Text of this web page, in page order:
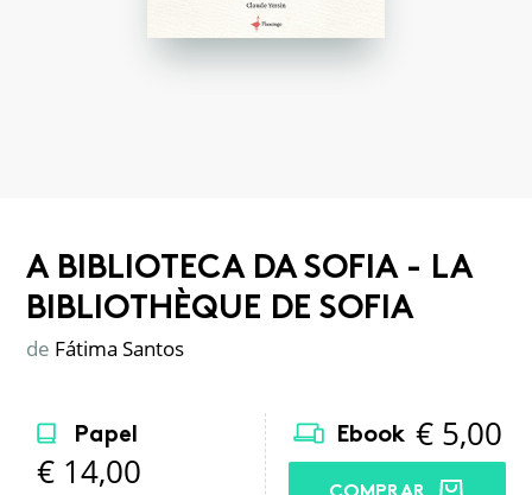
A BIBLIOTECA DA SOFIA - LA
BIBLIOTHÈQUE DE SOFIA
de Fátima Santos
Papel
€ 14,00
Ebook € 5,00